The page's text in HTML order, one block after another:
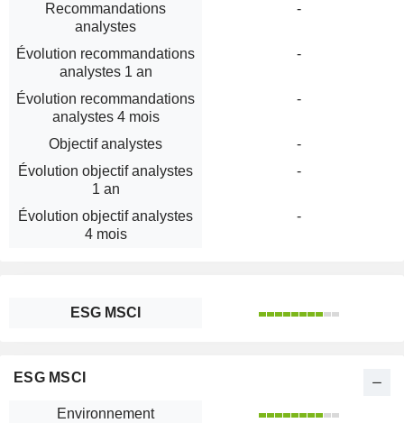
Recommandations
analystes
-
Évolution recommandations
analystes 1 an
-
Évolution recommandations
analystes 4 mois
-
Objectif analystes
-
Évolution objectif analystes
1 an
-
Évolution objectif analystes
4 mois
-
ESG MSCI
ESG MSCI
Environnement